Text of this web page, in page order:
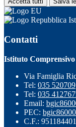
Contatti
Istituto
Via Famiglia
Tel: 035 520709
Tel: 035
Email:
PEC:
C.F.: